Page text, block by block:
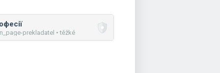
prekladatel • těžké